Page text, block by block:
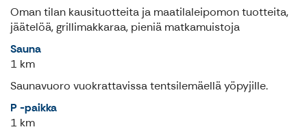
Oman tilan kausituotteita ja maatilaleipomon tuotteita,
jäätelöä, grillimakkaraa, pieniä matkamuistoja
Sauna
1 km
Saunavuoro vuokrattavissa tentsilemäellä yöpyjille.
P -paikka
1 km